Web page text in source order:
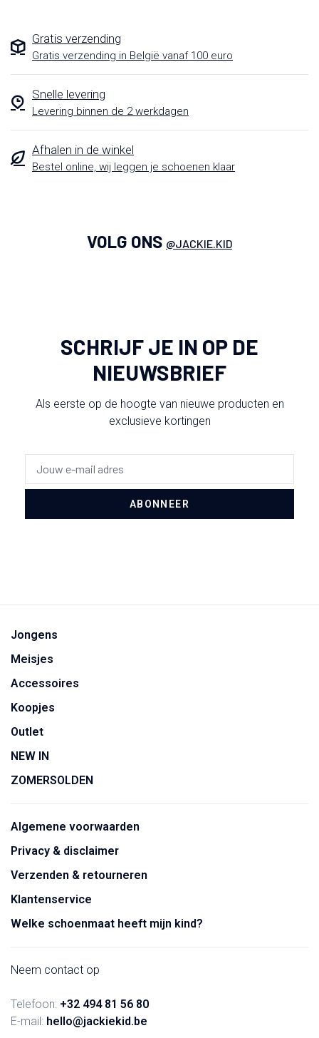
Gratis verzending
Gratis verzending in België vanaf 100 euro
Snelle levering
Levering binnen de 2 werkdagen
Afhalen in de winkel
Bestel online, wij leggen je schoenen klaar
VOLG ONS @JACKIE.KID
SCHRIJF JE IN OP DE
NIEUWSBRIEF
Als eerste op de hoogte van nieuwe producten en
exclusieve kortingen
ABONNEER
Jongens
Meisjes
Accessoires
Koopjes
Outlet
NEW IN
ZOMERSOLDEN
Algemene voorwaarden
Privacy & disclaimer
Verzenden & retourneren
Klantenservice
Welke schoenmaat heeft mijn kind?
Neem contact op
Telefoon: +32 494 81 56 80
E-mail: hello@jackiekid.be